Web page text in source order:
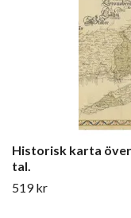
Historisk karta över
tal.
519 kr